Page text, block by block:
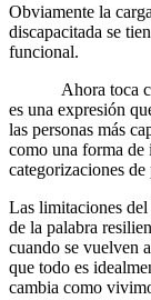
Obviamente la
discapacitada se
funcional.
Ahora toca
es una expresión
las personas más
como una forma
categorizaciones de
Las limitaciones
de la palabra
cuando se vuelven
que todo es
cambia como